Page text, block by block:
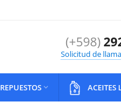
(+598)
Solicitud de
REPUESTOS  ACEITES